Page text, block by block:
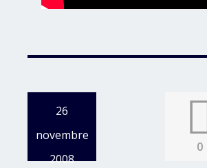
26
novembre
2008
0